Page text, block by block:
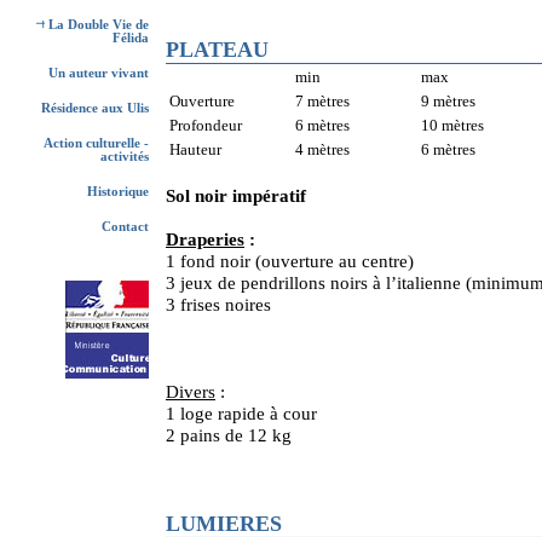
La Double Vie de
Félida
Un auteur vivant
Résidence aux Ulis
Action culturelle -
activités
Historique
Contact
PLATEAU
min
max
Ouverture
7 mètres
9 mètres
Profondeur
6 mètres
10 mètres
Hauteur
4 mètres 6 mètres
Sol noir impératif
Draperies :
1 fond noir (ouverture au centre)
3 jeux de pendrillons noirs à l’italienne
3 frises noires
Divers :
1 loge rapide à cour
2 pains de 12 kg
LUMIERES